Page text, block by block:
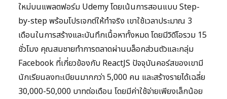
ใหม่บนแพลตฟอร์ม Udemy โดยเน้นการสอนแบบ Step-
by-step พร้อมโปรเจกต์ให้ทำจริง เขาใช้เวลาประมาณ 3
เดือนในการสร้างและบันทึกเนื้อหาทั้งหมด โดยมีวิดีโอรวม 15
ชั่วโมง คุณสมชายทำการตลาดผ่านบล็อกส่วนตัวและกลุ่ม
Facebook ที่เกี่ยวข้องกับ ReactJS ปัจจุบันคอร์สของเขามี
นักเรียนลงทะเบียนมากกว่า 5,000 คน และสร้างรายได้เฉลี่ย
30,000-50,000 บาทต่อเดือน โดยมีค่าใช้จ่ายเพียงเล็กน้อย